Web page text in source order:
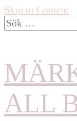
Skip to Content
Sök
efter:
ALL